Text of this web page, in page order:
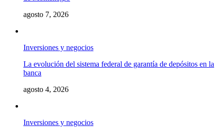
agosto 7, 2026
Inversiones y negocios
La evolución del sistema federal de garantía de depósitos en la
banca
agosto 4, 2026
Inversiones y negocios